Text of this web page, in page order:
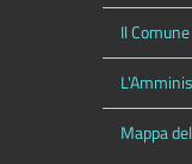
Il
Mappa